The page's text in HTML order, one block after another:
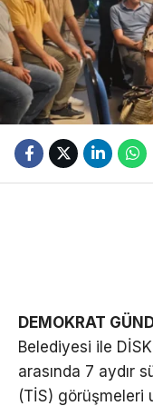
DEMOKRAT
Belediyesi ile
arasında 7 aydır
(TİS) görüşmeleri